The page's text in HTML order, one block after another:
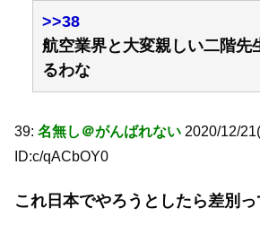
>>38
航空業界と大変親しい二階先
るわな
39: 名無し＠がんばれない 2020/12/
ID:c/qACbOY0
これ日本でやろうとしたら差別